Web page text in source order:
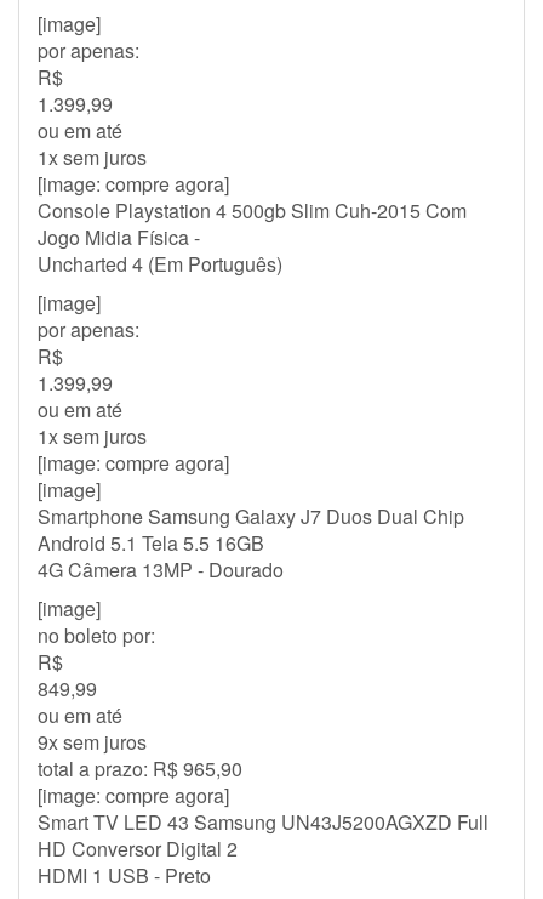
[image]
por apenas:
R$
1.399,99
ou em até
1x sem juros
[image: compre agora]
Console Playstation 4 500gb Slim Cuh-2015 Com
Jogo Midia Física -
Uncharted 4 (Em Português)
[image]
por apenas:
R$
1.399,99
ou em até
1x sem juros
[image: compre agora]
[image]
Smartphone Samsung Galaxy J7 Duos Dual Chip
Android 5.1 Tela 5.5 16GB
4G Câmera 13MP - Dourado
[image]
no boleto por:
R$
849,99
ou em até
9x sem juros
total a prazo: R$ 965,90
[image: compre agora]
Smart TV LED 43 Samsung UN43J5200AGXZD Full
HD Conversor Digital 2
HDMI 1 USB - Preto